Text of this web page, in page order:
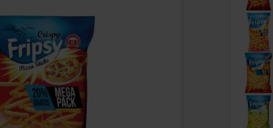
Drakfrukt 25cl
kr
Grahns Salta
16.91 kr